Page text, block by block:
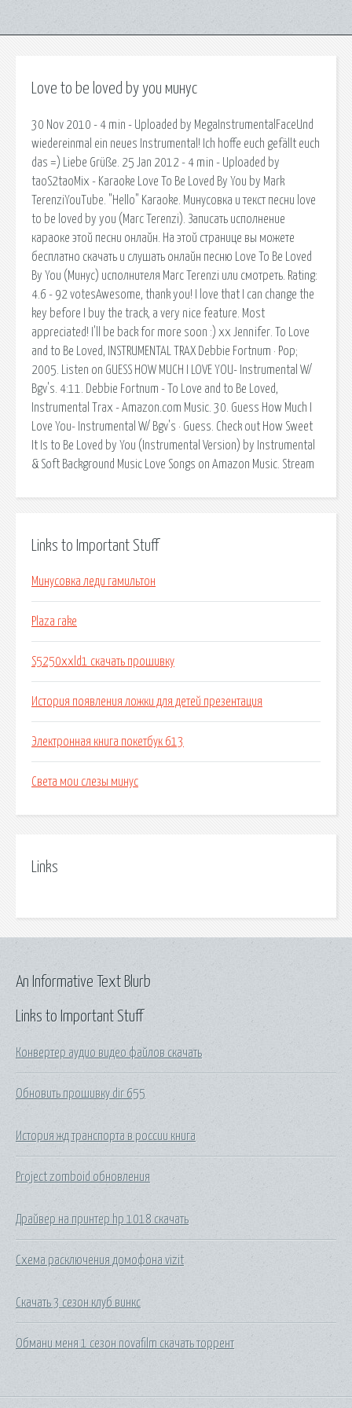
Love to be loved by you минус
30 Nov 2010 - 4 min - Uploaded by MegaInstrumentalFaceUnd
wiedereinmal ein neues Instrumental! Ich hoffe euch gefällt euch
das =) Liebe Grüße. 25 Jan 2012 - 4 min - Uploaded by
taoS2taoMix - Karaoke Love To Be Loved By You by Mark
TerenziYouTube. "Hello" Karaoke. Минусовка и текст песни love
to be loved by you (Marc Terenzi). Записать исполнение
караоке этой песни онлайн. На этой странице вы можете
бесплатно скачать и слушать онлайн песню Love To Be Loved
By You (Минус) исполнителя Marc Terenzi или смотреть. Rating:
4.6 - 92 votesAwesome, thank you! I love that I can change the
key before I buy the track, a very nice feature. Most
appreciated! I'll be back for more soon :) xx Jennifer. To Love
and to Be Loved, INSTRUMENTAL TRAX Debbie Fortnum · Pop;
2005. Listen on GUESS HOW MUCH I LOVE YOU- Instrumental W/
Bgv's. 4:11. Debbie Fortnum - To Love and to Be Loved,
Instrumental Trax - Amazon.com Music. 30. Guess How Much I
Love You- Instrumental W/ Bgv's · Guess. Check out How Sweet
It Is to Be Loved by You (Instrumental Version) by Instrumental
& Soft Background Music Love Songs on Amazon Music. Stream
Links to Important Stuff
Минусовка леди гамильтон
Plaza rake
S5250xxld1 скачать прошивку
История появления ложки для детей презентация
Электронная книга покетбук 613
Света мои слезы минус
Links
Links to Important Stuff
Конвертер аудио видео файлов скачать
Обновить прошивку dir 655
История жд транспорта в россии книга
Project zomboid обновления
Драйвер на принтер hp 1018 скачать
Схема расключения домофона vizit
Скачать 3 сезон клуб винкс
Обмани меня 1 сезон novafilm скачать торрент
An Informative Text Blurb